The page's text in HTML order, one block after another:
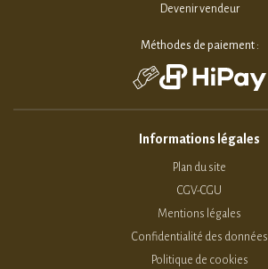
Devenir vendeur
Méthodes de paiement :
Informations légales
Plan du site
CGV-CGU
Mentions légales
Confidentialité des données
Politique de cookies